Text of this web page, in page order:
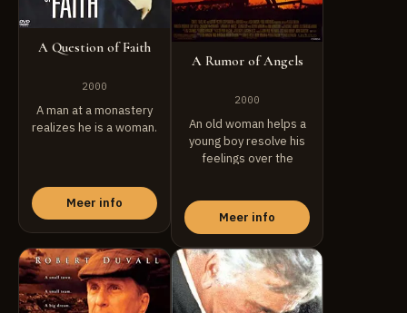
A Question of Faith
2000
A man at a monastery
realizes he is a woman.
Meer info
A Rumor of Angels
2000
An old woman helps a
young boy resolve his
feelings over the
Meer info